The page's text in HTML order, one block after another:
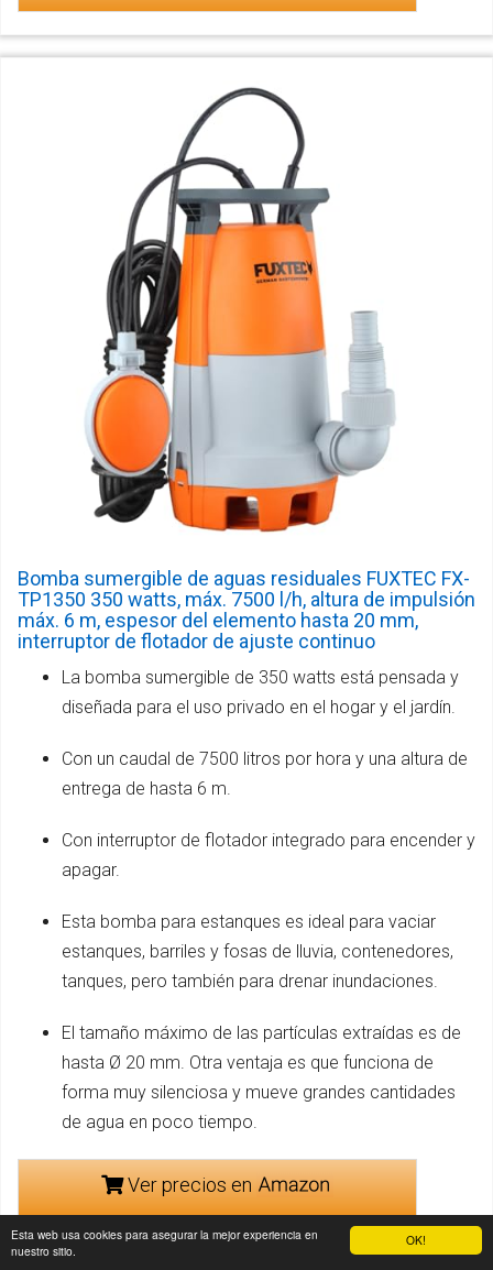
OK!
Esta web usa cookies para asegurar la mejor experiencia en
nuestro sitio.
Bomba sumergible de aguas residuales FUXTEC FX-
TP1350 350 watts, máx. 7500 l/h, altura de impulsión
máx. 6 m, espesor del elemento hasta 20 mm,
interruptor de flotador de ajuste continuo
La bomba sumergible de 350 watts está pensada y
diseñada para el uso privado en el hogar y el jardín.
Con un caudal de 7500 litros por hora y una altura de
entrega de hasta 6 m.
Con interruptor de flotador integrado para encender y
apagar.
Esta bomba para estanques es ideal para vaciar
estanques, barriles y fosas de lluvia, contenedores,
tanques, pero también para drenar inundaciones.
El tamaño máximo de las partículas extraídas es de
hasta Ø 20 mm. Otra ventaja es que funciona de
forma muy silenciosa y mueve grandes cantidades
de agua en poco tiempo.
Ver precios en